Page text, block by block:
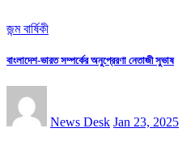
জন্ম বার্ষিকী
বাংলাদেশ-ভারত সম্পর্কের অনুপ্রেরণা নেতাজী সুভাষ
News Desk Jan 23, 2025